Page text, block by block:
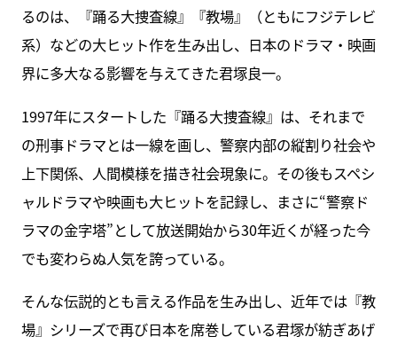
るのは、『踊る大捜査線』『教場』（ともにフジテレビ
系）などの大ヒット作を生み出し、日本のドラマ・映画
界に多大なる影響を与えてきた君塚良一。
1997年にスタートした『踊る大捜査線』は、それまで
の刑事ドラマとは一線を画し、警察内部の縦割り社会や
上下関係、人間模様を描き社会現象に。その後もスペシ
ャルドラマや映画も大ヒットを記録し、まさに“警察ド
ラマの金字塔”として放送開始から30年近くが経った今
でも変わらぬ人気を誇っている。
そんな伝説的とも言える作品を生み出し、近年では『教
場』シリーズで再び日本を席巻している君塚が紡ぎあげ